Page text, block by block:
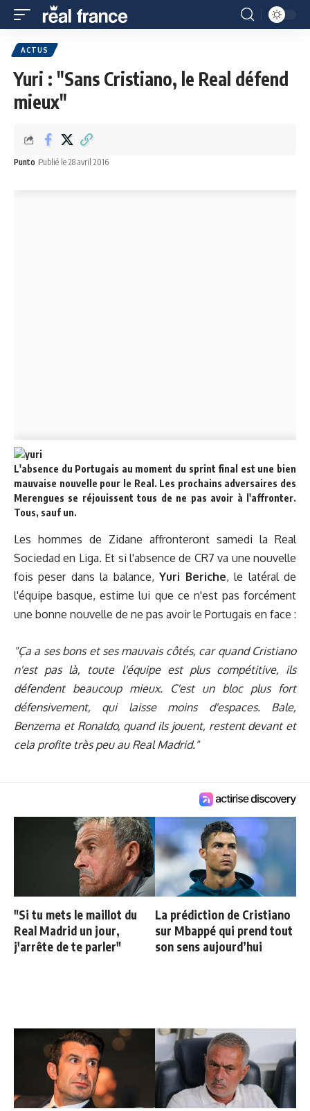
ACTUS
Yuri : "Sans Cristiano, le Real défend
mieux"
Punto Publié le 28 avril 2016
L'absence du Portugais au moment du sprint final est une bien
mauvaise nouvelle pour le Real. Les prochains adversaires des
Merengues se réjouissent tous de ne pas avoir à l'affronter.
Tous, sauf un.
Les hommes de Zidane affronteront samedi la Real
Sociedad en Liga. Et si l'absence de CR7 va une nouvelle
fois peser dans la balance,Yuri Beriche, le latéral de
l'équipe basque, estime lui que ce n'est pas forcément
une bonne nouvelle de ne pas avoir le Portugais en face :
"Ça a ses bons et ses mauvais côtés, car quand Cristiano
n'est pas là, toute l'équipe est plus compétitive, ils
défendent beaucoup mieux. C'est un bloc plus fort
défensivement, qui laisse moins d'espaces. Bale,
Benzema et Ronaldo, quand ils jouent, restent devant et
cela profite très peu au Real Madrid."
"Si tu mets le maillot du
Real Madrid un jour,
j'arrête de te parler"
La prédiction de Cristiano
sur Mbappé qui prend tout
son sens aujourd’hui